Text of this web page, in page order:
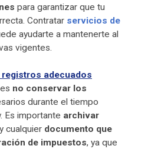
para garantizar que tu
Contratar servicios de
ayudarte a mantenerte al
vigentes.
adecuados
es no conservar los
durante el tiempo
Es importante archivar
y cualquier documento que
de impuestos, ya que